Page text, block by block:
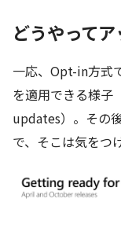
どうやって
一応、Opt-in方式
を適用できる様
updates）。その
で、そこは気をつ